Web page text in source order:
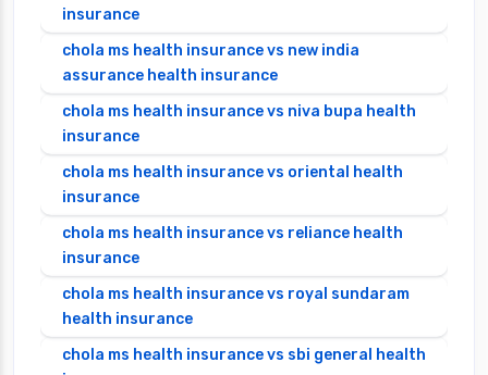
insurance
chola ms health insurance vs new india
assurance health insurance
chola ms health insurance vs niva bupa health
insurance
chola ms health insurance vs oriental health
insurance
chola ms health insurance vs reliance health
insurance
chola ms health insurance vs royal sundaram
health insurance
chola ms health insurance vs sbi general health